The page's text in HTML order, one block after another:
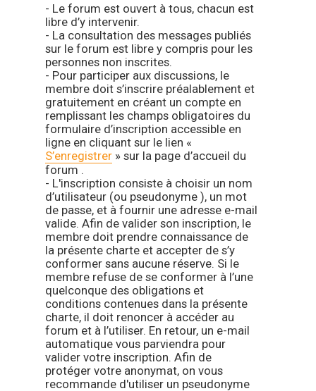
- Le forum est ouvert à tous, chacun est
libre d’y intervenir.
- La consultation des messages publiés
sur le forum est libre y compris pour les
personnes non inscrites.
- Pour participer aux discussions, le
membre doit s’inscrire préalablement et
gratuitement en créant un compte en
remplissant les champs obligatoires du
formulaire d’inscription accessible en
ligne en cliquant sur le lien «
S’enregistrer» sur la page d’accueil du
forum .
- L'inscription consiste à choisir un nom
d’utilisateur (ou pseudonyme ), un mot
de passe, et à fournir une adresse e-mail
valide. Afin de valider son inscription, le
membre doit prendre connaissance de
la présente charte et accepter de s’y
conformer sans aucune réserve. Si le
membre refuse de se conformer à l’une
quelconque des obligations et
conditions contenues dans la présente
charte, il doit renoncer à accéder au
forum et à l’utiliser. En retour, un e-mail
automatique vous parviendra pour
valider votre inscription. Afin de
protéger votre anonymat, on vous
recommande d'utiliser un pseudonyme